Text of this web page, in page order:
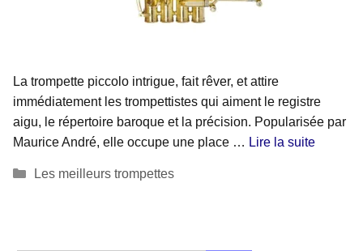
La trompette piccolo intrigue, fait rêver, et attire
immédiatement les trompettistes qui aiment le registre
aigu, le répertoire baroque et la précision. Popularisée par
Maurice André, elle occupe une place … Lire la suite
Catégories
Les meilleurs trompettes